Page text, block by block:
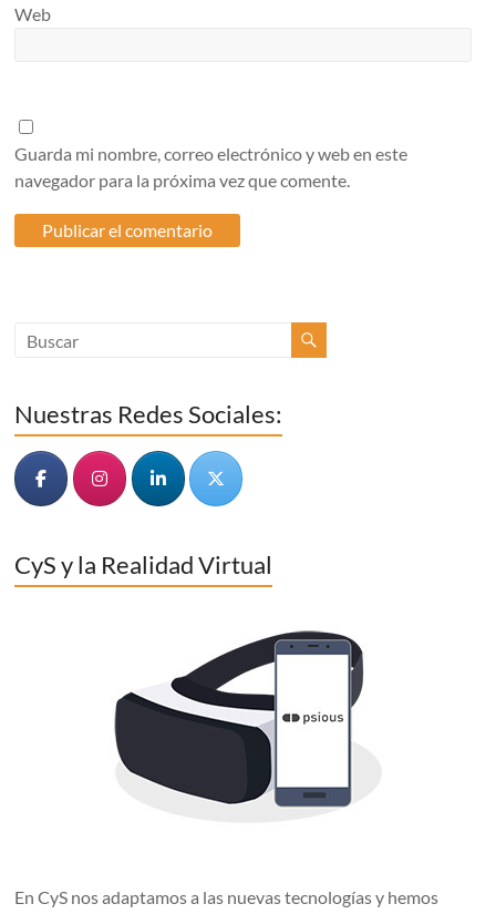
Web
Guarda mi nombre, correo electrónico y web en este
navegador para la próxima vez que comente.
Nuestras Redes Sociales:
CyS y la Realidad Virtual
En CyS nos adaptamos a las nuevas tecnologías y hemos